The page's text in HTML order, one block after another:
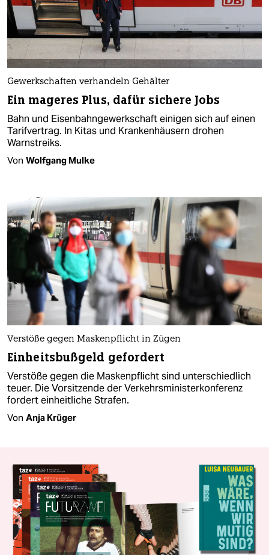
Gewerkschaften verhandeln Gehälter
Ein mageres Plus, dafür sichere Jobs
Bahn und Eisenbahngewerkschaft einigen sich auf einen
Tarifvertrag. In Kitas und Krankenhäusern drohen
Warnstreiks.
Von Wolfgang Mulke
Verstöße gegen Maskenpflicht in Zügen
Einheitsbußgeld gefordert
Verstöße gegen die Maskenpflicht sind unterschiedlich
teuer. Die Vorsitzende der Verkehrsministerkonferenz
fordert einheitliche Strafen.
Von Anja Krüger